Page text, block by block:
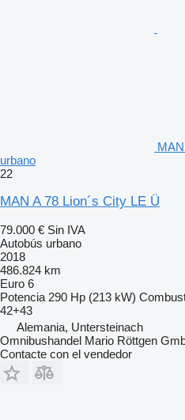
urbano
22
MAN A 78 Lion´s City LE Ü
79.000 € Sin IVA
Autobús urbano
2018
486.824 km
Euro 6
Potencia 290 Hp (213 kW)
42+43
Alemania, Untersteinach
Omnibushandel Mario Röttgen
Contacte con el vendedor